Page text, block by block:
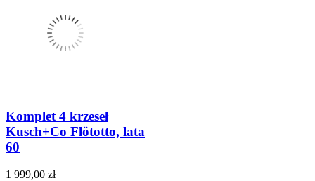
Komplet 4 krzeseł
Kusch+Co Flötotto, lata
60
1 999,00 zł